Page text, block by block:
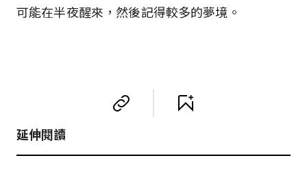
可能在半夜醒來，然後記得較多的夢境。
延伸閱讀